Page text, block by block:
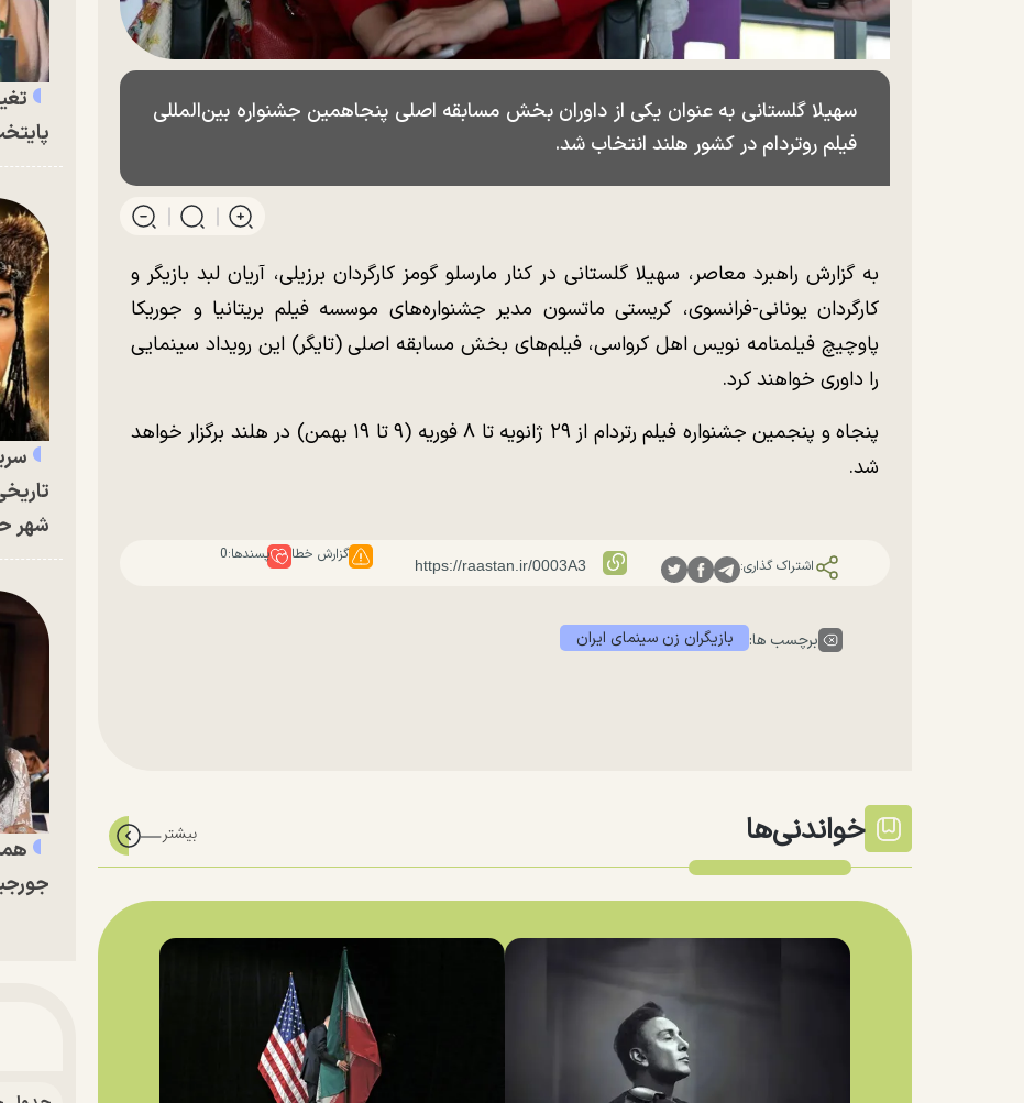
سهیلا گلستانی به عنوان یکی از داوران بخش مسابقه اصلی پنجاهمین جشنواره بین‌المللی
فیلم روتردام در کشور هلند انتخاب شد.
به گزارش راهبرد معاصر، سهیلا گلستانی در کنار مارسلو گومز کارگردان برزیلی، آریان لبد بازیگر و
کارگردان یونانی-فرانسوی، کریستی ماتسون مدیر جشنواره‌های موسسه فیلم بریتانیا و جوریکا
پاوچیچ فیلمنامه نویس اهل کرواسی، فیلم‌های بخش مسابقه اصلی (تایگر) این رویداد سینمایی
را داوری خواهند کرد.
پنجاه و پنجمین جشنواره فیلم رتردام از ۲۹ ژانویه تا ۸ فوریه (۹ تا ۱۹ بهمن) در هلند برگزار خواهد
شد.
اشتراک گذاری:
گزارش خطا پسندها:0
برچسب ها: بازیگران زن سینمای ایران
خواندنی‌ها
پایتخت
شهر